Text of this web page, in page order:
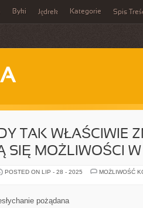
Byki Jędrek Kategorie Spis
TAK WŁAŚCIWIE
SIĘ MOŻLIWOŚCI
POSTED ON LIP - 28 - 2025
MOŻLIWOŚĆ
pożądana